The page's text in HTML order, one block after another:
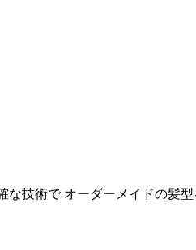
技術で オーダーメイドの髪